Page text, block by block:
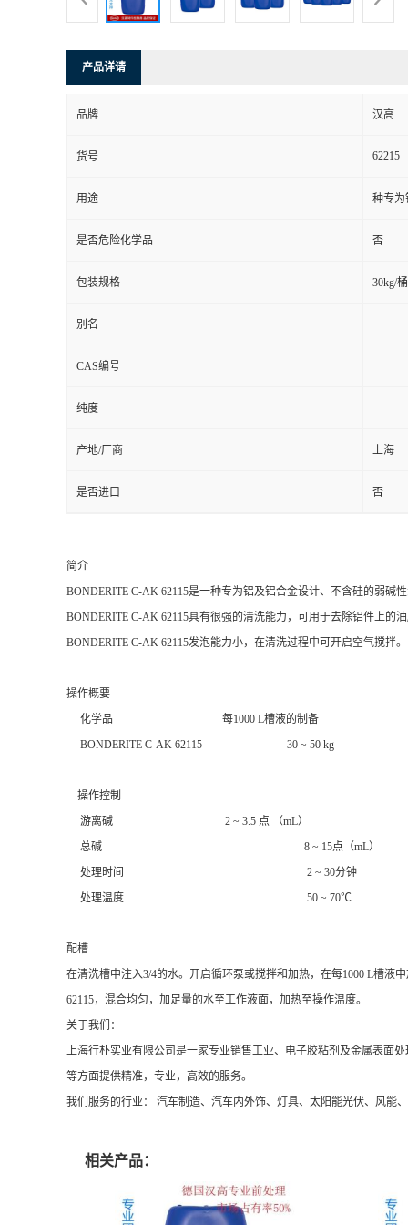
产品详请
品牌 汉高
货号 62215
用途 种专为
是否危险化学品 否
包装规格 30kg/桶
别名
CAS编号
纯度
产地/厂商 上海
是否进口 否
简介
BONDERITE C-AK 62115是一种专为铝及铝合金设计、不含硅的弱碱
BONDERITE C-AK 62115具有很强的清洗能力，可用于去除铝件上的
BONDERITE C-AK 62115发泡能力小，在清洗过程中可开启空气搅拌
操作概要
化学品 每1000 L槽液的制备
BONDERITE C-AK 62115 30 ~ 50 kg
操作控制
游离碱 2 ~ 3.5 点 （mL）
总碱 8 ~ 15点（mL）
处理时间 2 ~ 30分钟
处理温度 50 ~ 70℃
配槽
在清洗槽中注入3/4的水。开启循环泵或搅拌和加热，在每1000 L槽液
62115，混合均匀，加足量的水至工作液面，加热至操作温度。
关于我们：
上海行朴实业有限公司是一家专业销售工业、电子胶粘剂及金属表面
等方面提供精准，专业，高效的服务。
我们服务的行业： 汽车制造、汽车内外饰、灯具、太阳能光伏、风能
相关产品：